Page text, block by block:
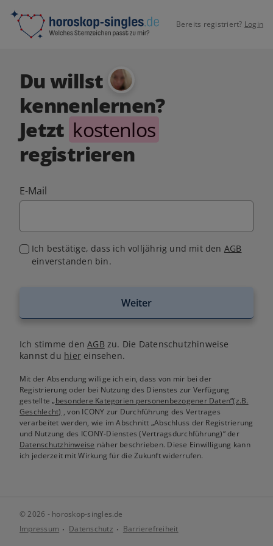
Bereits registriert? Login
Du willst
kennenlernen?
Jetzt kostenlos
registrieren
E-Mail
Ich bestätige, dass ich volljährig und mit den AGB
einverstanden bin.
Weiter
Ich stimme denAGB zu. Die Datenschutzhinweise
kannst du hiereinsehen.
Mit der Absendung willige ich ein, dass von mir bei der
Registrierung oder bei Nutzung des Dienstes zur Verfügung
gestellte„besondere Kategorien personenbezogener Daten“(z.B.
Geschlecht) , von ICONY zur Durchführung des Vertrages
verarbeitet werden, wie im Abschnitt „Abschluss der Registrierung
und Nutzung des ICONY-Dienstes (Vertragsdurchführung)“ der
Datenschutzhinweise näher beschrieben. Diese Einwilligung kann
ich jederzeit mit Wirkung für die Zukunft widerrufen.
© 2026 - horoskop-singles.de
Impressum
Datenschutz Barrierefreiheit